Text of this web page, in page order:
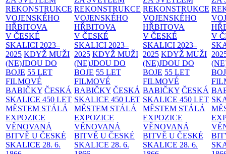
REKONSTRUKCE
VOJENSKÉHO
HŘBITOVA
V ČESKÉ
SKALICI 2023–
2025 KDYŽ MUŽI
(NE)JDOU DO
BOJE 55 LET
FILMOVÉ
BABIČKY ČESKÁ
SKALICE 450 LET
MĚSTEM STÁLÁ
EXPOZICE
VĚNOVANÁ
BITVĚ U ČESKÉ
SKALICE 28. 6.
REKONSTRUKCE
VOJENSKÉHO
HŘBITOVA
V ČESKÉ
SKALICI 2023–
2025 KDYŽ MUŽI
(NE)JDOU DO
BOJE 55 LET
FILMOVÉ
BABIČKY ČESKÁ
SKALICE 450 LET
MĚSTEM STÁLÁ
EXPOZICE
VĚNOVANÁ
BITVĚ U ČESKÉ
SKALICE 28. 6.
REKONSTRUKCE
VOJENSKÉHO
HŘBITOVA
V ČESKÉ
SKALICI 2023–
2025 KDYŽ MUŽI
(NE)JDOU DO
BOJE 55 LET
FILMOVÉ
BABIČKY ČESKÁ
SKALICE 450 LET
MĚSTEM STÁLÁ
EXPOZICE
VĚNOVANÁ
BITVĚ U ČESKÉ
SKALICE 28. 6.
V